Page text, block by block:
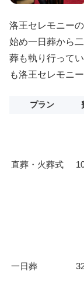
洛王セレモニー
始め一日葬から
葬も執り行って
も洛王セレモニ
プラン
直葬・火葬式
一日葬